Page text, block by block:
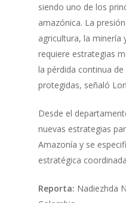
siendo uno de los
amazónica. La
agricultura, la minería
requiere estrategias
la pérdida continua
protegidas, señaló
Desde el
nuevas estrategias
Amazonía y se
estratégica
Reporta: Nadiezhda